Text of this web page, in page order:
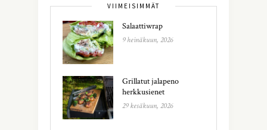
VIIMEISIMMÄT
Salaattiwrap
9 heinäkuun, 2026
Grillatut jalapeno
herkkusienet
29 kesäkuun, 2026